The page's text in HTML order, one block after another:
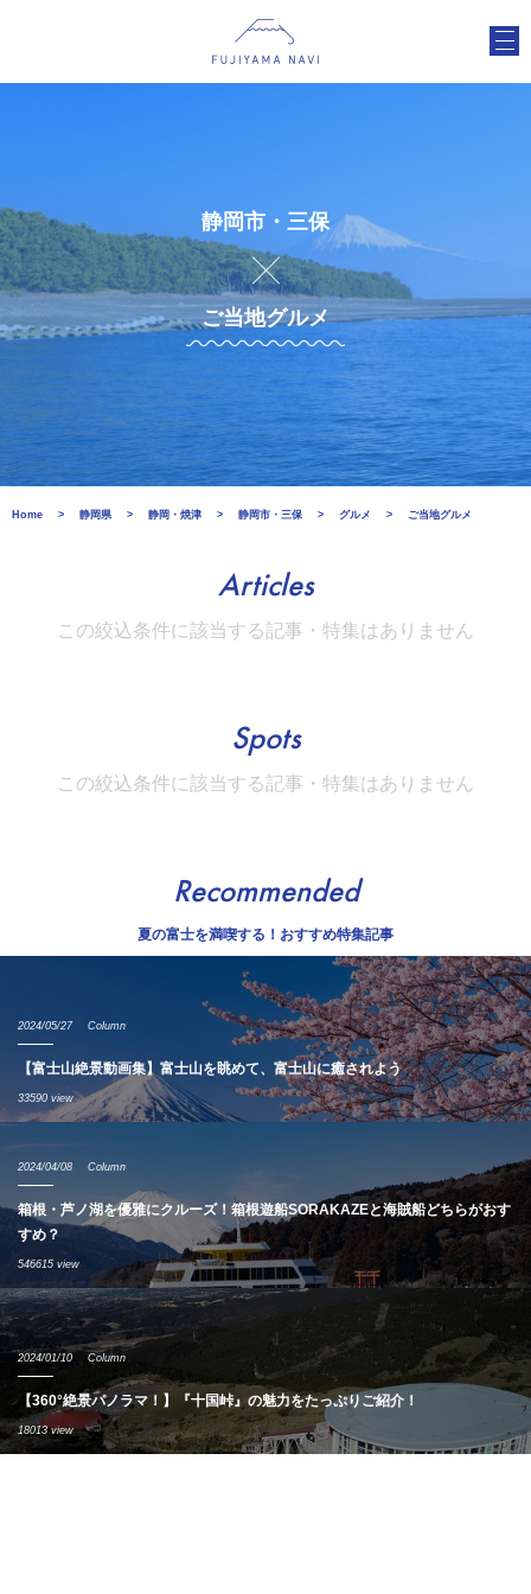
静岡市・三保
ご当地グルメ
Home 静岡県 静岡・焼津 静岡市・三保 グルメ ご当地グルメ
Articles
この絞込条件に該当する記事・特集はありません
Spots
この絞込条件に該当する記事・特集はありません
Recommended
夏の富士を満喫する！おすすめ特集記事
2024/05/27 Column
【富士山絶景動画集】富士山を眺めて、富士山に癒されよう
33590 view
2024/04/08 Column
箱根・芦ノ湖を優雅にクルーズ！箱根遊船SORAKAZEと海賊船どちらがおす
すめ？
546615 view
2024/01/10 Column
【360°絶景パノラマ！】『十国峠』の魅力をたっぷりご紹介！
18013 view